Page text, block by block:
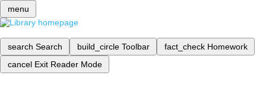
menu
search Search build_circle Toolbar fact_check Homework
cancel Exit Reader Mode